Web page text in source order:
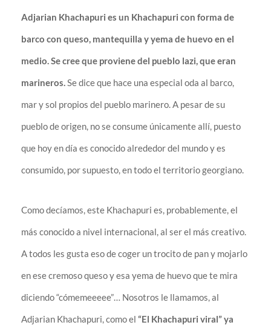
Adjarian Khachapuri es un Khachapuri con forma de
barco con queso, mantequilla y yema de huevo en el
medio. Se cree que proviene del pueblo lazi, que eran
marineros.Se dice que hace una especial oda al barco,
mar y sol propios del pueblo marinero. A pesar de su
pueblo de origen, no se consume únicamente allí, puesto
que hoy en día es conocido alrededor del mundo y es
consumido, por supuesto, en todo el territorio georgiano.
Como decíamos, este Khachapuri es, probablemente, el
más conocido a nivel internacional, al ser el más creativo.
A todos les gusta eso de coger un trocito de pan y mojarlo
en ese cremoso queso y esa yema de huevo que te mira
diciendo “cómemeeeee”… Nosotros le llamamos, al
Adjarian Khachapuri, como el “El Khachapuri viral” ya